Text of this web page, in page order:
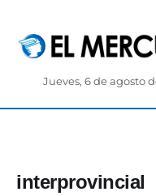
Jueves, 6 de agosto
interprovincial